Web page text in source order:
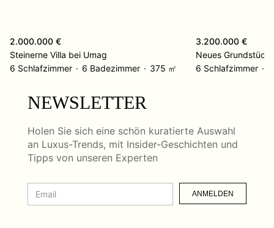
2.000.000 €
Steinerne Villa bei Umag
6 Schlafzimmer
6 Badezimmer 375 ㎡
3.200.000 €
Neues Grundstück
6 Schlafzimmer
NEWSLETTER
Holen Sie sich eine schön kuratierte Auswahl
an Luxus-Trends, mit Insider-Geschichten und
Tipps von unseren Experten
ANMELDEN